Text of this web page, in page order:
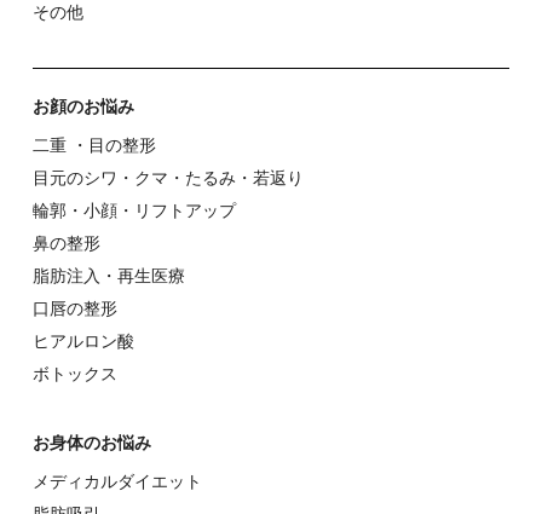
その他
お顔のお悩み
⼆重 ・⽬の整形
⽬元のシワ・クマ・たるみ・若返り
輪郭・⼩顔・リフトアップ
⿐の整形
脂肪注入・再生医療
⼝唇の整形
ヒアルロン酸
ボトックス
お⾝体のお悩み
メディカルダイエット